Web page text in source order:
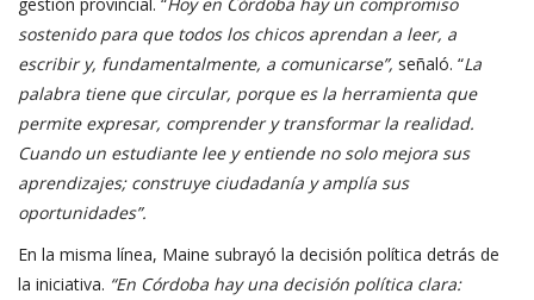
sostenido para que todos los chicos aprendan a leer, a
escribir y, fundamentalmente, a comunicarse”, señaló. “La
palabra tiene que circular, porque es la herramienta que
permite expresar, comprender y transformar la realidad.
Cuando un estudiante lee y entiende no solo mejora sus
aprendizajes; construye ciudadanía y amplía sus
oportunidades”.
En la misma línea, Maine subrayó la decisión política detrás de
la iniciativa. “En Córdoba hay una decisión política clara: